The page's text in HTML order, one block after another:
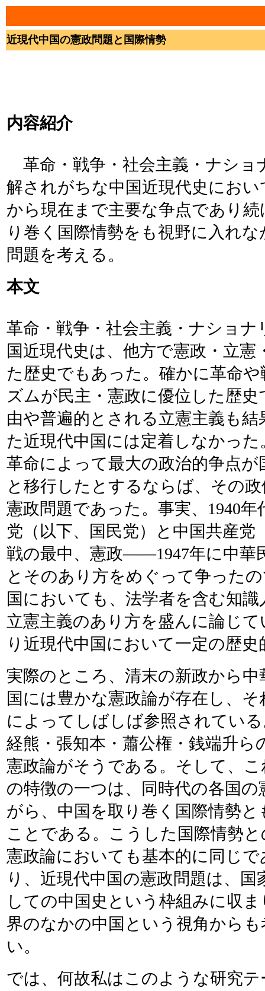
近現代中国の憲政問題と国際情勢
内容紹介
革命・戦争・社会主義・ナショ
解されがちな中国近現代史にお
から現在まで主要な争点であり
り巻く国際情勢をも視野に入れ
問題を考える。
本文
革命・戦争・社会主義・ナショ
国近現代史は、他方で憲政・立
た歴史でもあった。確かに革命
ズムが民主・憲政に優位した歴
由や普遍的とされる立憲主義も
た近現代中国には定着しなかっ
革命によって最大の政治的争点
と移行したとするならば、その
憲政問題であった。事実、1940
党（以下、国民党）と中国共産党
戦の最中、憲政――1947年に中
とそのあり方をめぐって争った
国においても、法学者を含む知
立憲主義のあり方を盛んに論じ
り近現代中国において一定の歴
実際のところ、清末の新政から
国には豊かな憲政論が存在し、
によってしばしば参照されてい
経熊・張知本・蕭公権・銭端升ら
憲政論がそうである。そして、
の特徴の一つは、同時代の各国
がら、中国を取り巻く国際情勢
ことである。こうした国際情勢
憲政論においても基本的に同じ
り、近現代中国の憲政問題は、
しての中国史という枠組みに収
界のなかの中国という視角から
い。
では、何故私はこのような研究